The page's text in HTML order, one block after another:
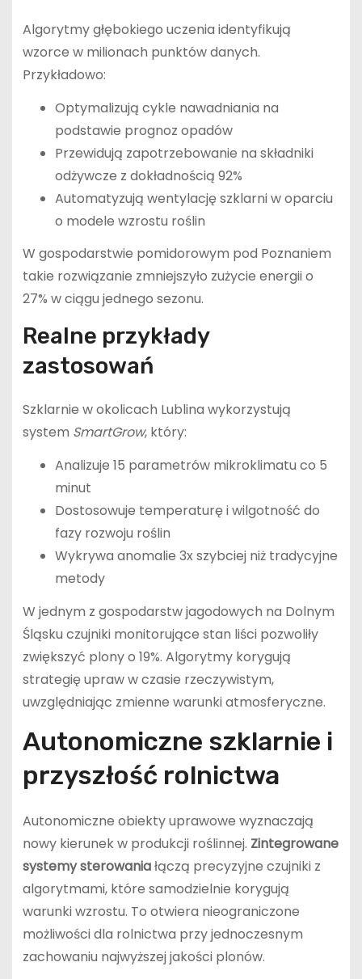
Algorytmy głębokiego uczenia identyfikują
wzorce w milionach punktów danych.
Przykładowo:
Optymalizują cykle nawadniania na
podstawie prognoz opadów
Przewidują zapotrzebowanie na składniki
odżywcze z dokładnością 92%
Automatyzują wentylację szklarni w oparciu
o modele wzrostu roślin
W gospodarstwie pomidorowym pod Poznaniem
takie rozwiązanie zmniejszyło zużycie energii o
27% w ciągu jednego sezonu.
Realne przykłady
zastosowań
Szklarnie w okolicach Lublina wykorzystują
system SmartGrow, który:
Analizuje 15 parametrów mikroklimatu co 5
minut
Dostosowuje temperaturę i wilgotność do
fazy rozwoju roślin
Wykrywa anomalie 3x szybciej niż tradycyjne
metody
W jednym z gospodarstw jagodowych na Dolnym
Śląsku czujniki monitorujące stan liści pozwoliły
zwiększyć plony o 19%. Algorytmy korygują
strategię upraw w czasie rzeczywistym,
uwzględniając zmienne warunki atmosferyczne.
Autonomiczne szklarnie i
przyszłość rolnictwa
Autonomiczne obiekty uprawowe wyznaczają
nowy kierunek w produkcji roślinnej. Zintegrowane
systemy sterowaniałączą precyzyjne czujniki z
algorytmami, które samodzielnie korygują
warunki wzrostu. To otwiera nieograniczone
możliwości dla rolnictwa przy jednoczesnym
zachowaniu najwyższej jakości plonów.